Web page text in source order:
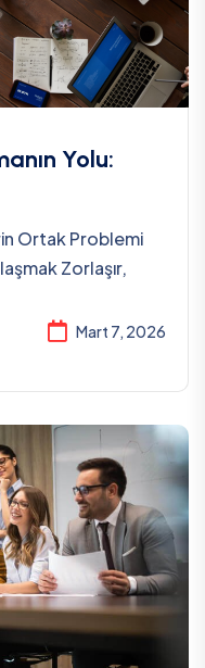
Yolu:
Ortak Problemi
Zorlaşır,
Mart 7, 2026